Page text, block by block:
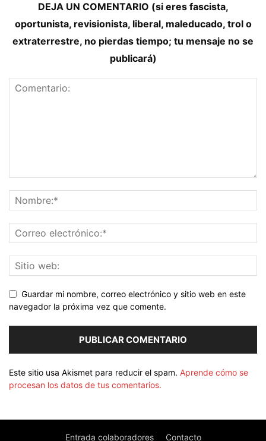
DEJA UN COMENTARIO (si eres fascista,
oportunista, revisionista, liberal, maleducado, trol o
extraterrestre, no pierdas tiempo; tu mensaje no se
publicará)
Guardar mi nombre, correo electrónico y sitio web en este
navegador la próxima vez que comente.
Este sitio usa Akismet para reducir el spam. Aprende cómo se
procesan los datos de tus comentarios.
Entrada colaboradores Contacto